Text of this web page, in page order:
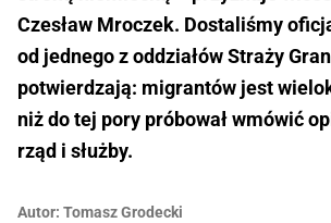
Czesław Mroczek. Dostaliśmy
od jednego z oddziałów Straży
potwierdzają: migrantów jest
niż do tej pory próbował wmówić
rząd i służby.
Autor: Tomasz Grodecki